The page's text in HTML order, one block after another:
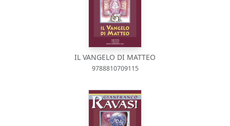
IL VANGELO DI MATTEO
9788810709115